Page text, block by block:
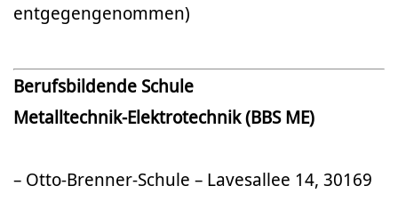
entgegengenommen)
Berufsbildende Schule
Metalltechnik-Elektrotechnik (BBS ME)
– Otto-Brenner-Schule – Lavesallee 14, 30169